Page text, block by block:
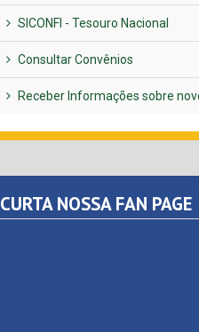
SICONFI - Tesouro Nacional
Consultar Convênios
Receber Informações sobre
CURTA NOSSA FAN PAGE